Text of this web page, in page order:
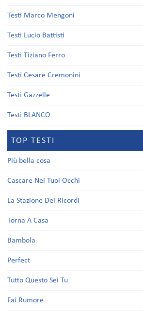
Testi Marco Mengoni
Testi Lucio Battisti
Testi Tiziano Ferro
Testi Cesare Cremonini
Testi Gazzelle
Testi BLANCO
TOP TESTI
Più bella cosa
Cascare Nei Tuoi Occhi
La Stazione Dei Ricordi
Torna A Casa
Bambola
Perfect
Tutto Questo Sei Tu
Fai Rumore